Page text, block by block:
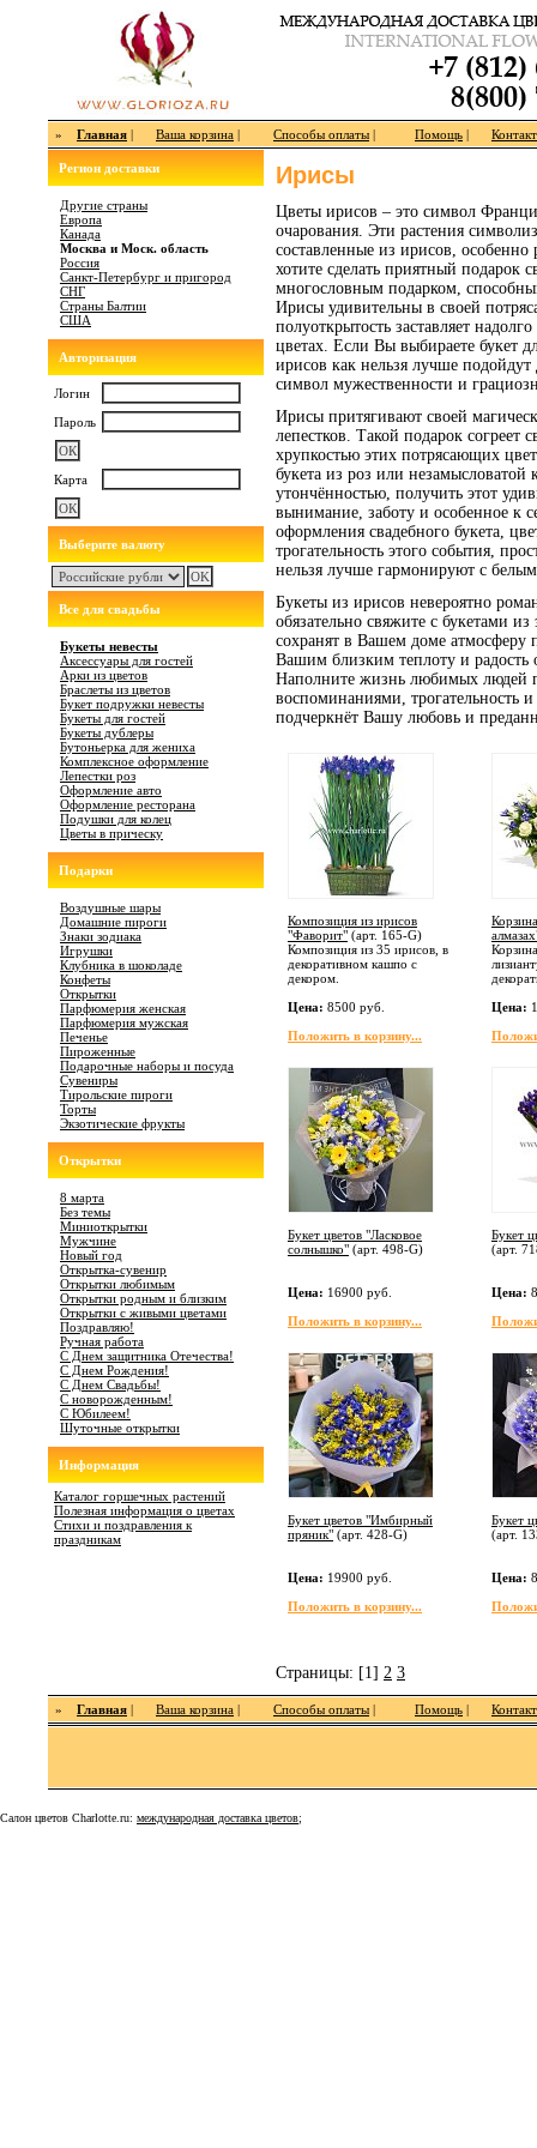
» Главная | Ваша корзина | Способы оплаты | Помощь |
Регион доставки
Другие страны
Европа
Канада
Москва и Моск. область
Россия
Санкт-Петербург и пригород
СНГ
Страны Балтии
США
Авторизация
Логин
Пароль
Карта
Выберите валюту
Все для свадьбы
Букеты невесты
Аксессуары для гостей
Арки из цветов
Браслеты из цветов
Букет подружки невесты
Букеты для гостей
Букеты дублеры
Бутоньерка для жениха
Комплексное оформление
Лепестки роз
Оформление авто
Оформление ресторана
Подушки для колец
Цветы в прическу
Подарки
Воздушные шары
Домашние пироги
Знаки зодиака
Игрушки
Клубника в шоколаде
Конфеты
Открытки
Парфюмерия женская
Парфюмерия мужская
Печенье
Пироженные
Подарочные наборы и посуда
Сувениры
Тирольские пироги
Торты
Экзотические фрукты
Открытки
8 марта
Без темы
Миниоткрытки
Мужчине
Новый год
Открытка-сувенир
Открытки любимым
Открытки родным и близким
Открытки с живыми цветами
Поздравляю!
Ручная работа
С Днем защитника Отечества!
С Днем Рождения!
С Днем Свадьбы!
С новорожденным!
С Юбилеем!
Шуточные открытки
Информация
Каталог горшечных растений
Полезная информация о цветах
Стихи и поздравления к
праздникам
Ирисы
Цветы ирисов – это символ
очарования. Эти растения
составленные из ирисов,
хотите сделать приятный подарок
многословным подарком,
Ирисы удивительны в своей
полуоткрытость заставляет
цветах. Если Вы выбираете букет
ирисов как нельзя лучше
символ мужественности и
Ирисы притягивают своей
лепестков. Такой подарок согреет
хрупкостью этих потрясающих
букета из роз или
утончённостью, получить этот
вынимание, заботу и особенное к
оформления свадебного букета,
трогательность этого события,
нельзя лучше гармонируют с
Букеты из ирисов невероятно
обязательно свяжите с букетами
сохранят в Вашем доме атмосферу
Вашим близким теплоту и радость
Наполните жизнь любимых людей
воспоминаниями, трогательность
подчеркнёт Вашу любовь и
Композиция из ирисов
"Фаворит" (арт. 165-G)
Композиция из 35 ирисов, в
декоративном кашпо с
декором.
Цена: 8500 руб.
Положить в корзину...
Цена:
Букет цветов "Ласковое
солнышко" (арт. 498-G)
Цена: 16900 руб.
Положить в корзину...
Букет
(арт.
Цена:
Букет цветов "Имбирный
пряник" (арт. 428-G)
Цена: 19900 руб.
Положить в корзину...
Букет
(арт.
Цена:
Страницы: [1] 2 3
» Главная | Ваша корзина | Способы оплаты | Помощь |
Салон цветов Charlotte.ru: международная доставка цветов;